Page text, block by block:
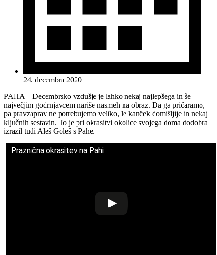
24. decembra 2020
PAHA – Decembrsko vzdušje je lahko nekaj najlepšega in še
največjim godrnjavcem nariše nasmeh na obraz. Da ga pričaramo,
pa pravzaprav ne potrebujemo veliko, le kanček domišljije in nekaj
ključnih sestavin. To je pri okrasitvi okolice svojega doma dodobra
izrazil tudi Aleš Goleš s Pahe.
Praznična okrasitev na Pahi